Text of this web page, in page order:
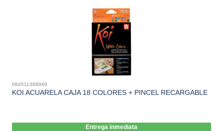
084511388949
KOI ACUARELA CAJA 18 COLORES + PINCEL RECARGABLE
Entrega inmediata